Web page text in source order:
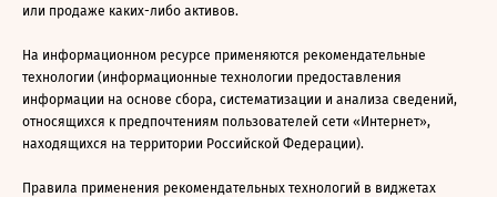
или продаже каких-либо активов.
На информационном ресурсе применяются рекомендательные
технологии (информационные технологии предоставления
информации на основе сбора, систематизации и анализа сведений,
относящихся к предпочтениям пользователей сети «Интернет»,
находящихся на территории Российской Федерации).
Правила применения рекомендательных технологий в виджетах